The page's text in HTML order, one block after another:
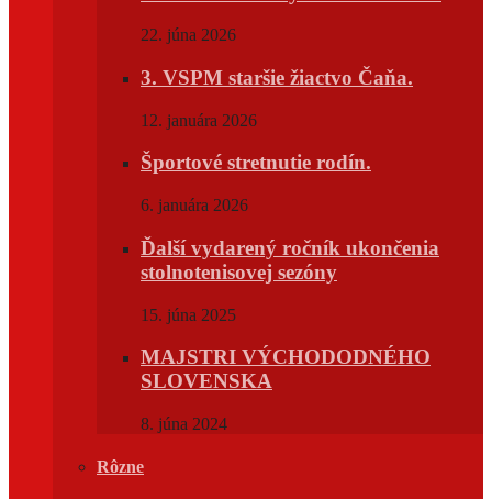
22. júna 2026
3. VSPM staršie žiactvo Čaňa.
12. januára 2026
Športové stretnutie rodín.
6. januára 2026
Ďalší vydarený ročník ukončenia
stolnotenisovej sezóny
15. júna 2025
MAJSTRI VÝCHODODNÉHO
SLOVENSKA
8. júna 2024
Rôzne